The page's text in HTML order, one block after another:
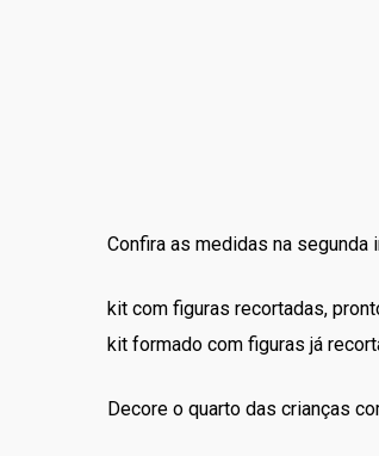
Confira as medidas na segunda
kit com figuras recortadas,
kit formado com figuras já
Decore o quarto das crianças